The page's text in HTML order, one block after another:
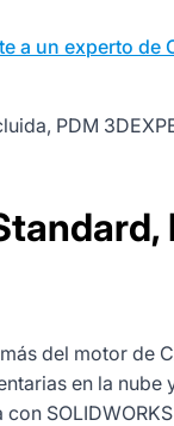
a un experto de
PDM
del motor de
en la nube